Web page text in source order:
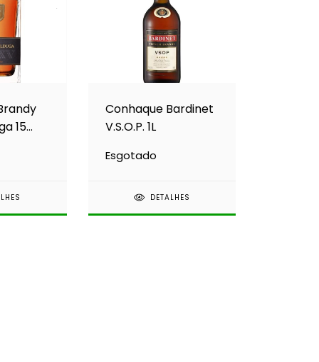
15
Conhaque Bardinet
V.S.O.P. 1L
Esgotado
DETALHES